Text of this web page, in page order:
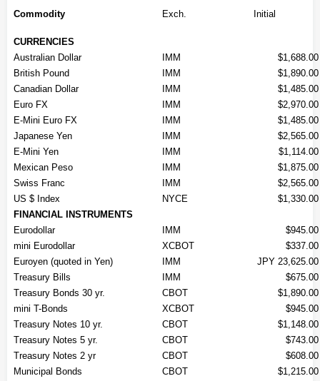
Commodity Exch. Initial
CURRENCIES
Australian Dollar
IMM
$1,688.00
British Pound
IMM
$1,890.00
Canadian Dollar
IMM
$1,485.00
Euro FX
IMM
$2,970.00
E-Mini Euro FX
IMM
$1,485.00
Japanese Yen
IMM
$2,565.00
E-Mini Yen
IMM
$1,114.00
Mexican Peso
IMM
$1,875.00
Swiss Franc
IMM
$2,565.00
US $ Index
NYCE
$1,330.00
FINANCIAL INSTRUMENTS
Eurodollar
IMM
$945.00
mini Eurodollar
XCBOT
$337.00
Euroyen (quoted in Yen)
IMM
JPY 23,625.00
Treasury Bills
IMM
$675.00
Treasury Bonds 30 yr.
CBOT
$1,890.00
mini T-Bonds
XCBOT
$945.00
Treasury Notes 10 yr.
CBOT
$1,148.00
Treasury Notes 5 yr.
CBOT
$743.00
Treasury Notes 2 yr
CBOT
$608.00
Municipal Bonds
CBOT
$1,215.00